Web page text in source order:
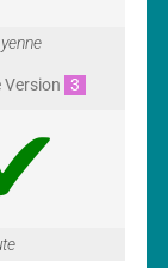
Version 3